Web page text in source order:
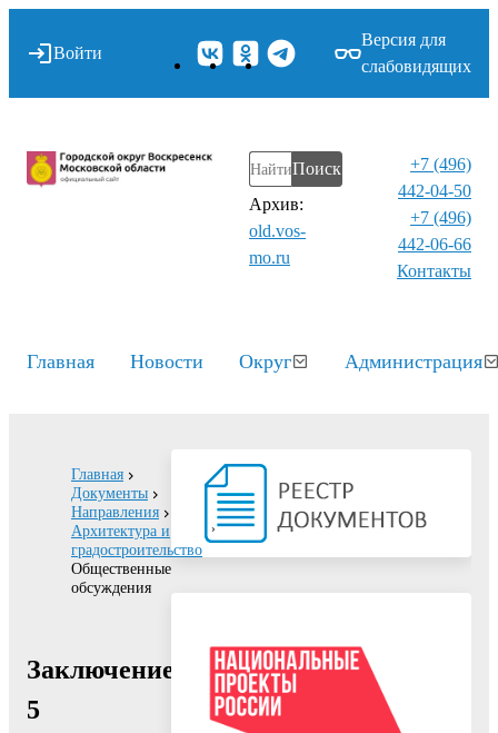
Войти
Версия для
слабовидящих
Поиск
Архив:
old.vos-
mo.ru
+7 (496)
442-04-50
+7 (496)
442-06-66
Контакты⁠
Главная Новости Округ Администрация
Главная
Документы
Направления
Архитектура и
градостроительство
Общественные
обсуждения
Заключение
5